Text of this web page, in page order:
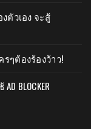
งตัวเอง จะสู้
รๆต้องร้องว้าว!
BLOCKER